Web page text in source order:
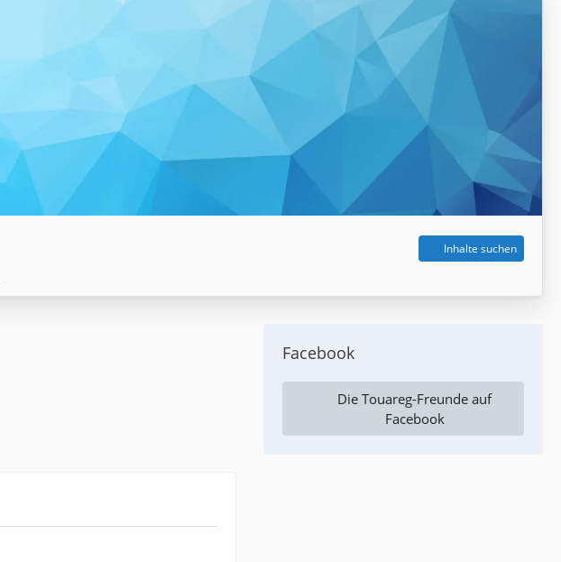
Inhalte suchen
Facebook
Die Touareg-Freunde auf
Facebook